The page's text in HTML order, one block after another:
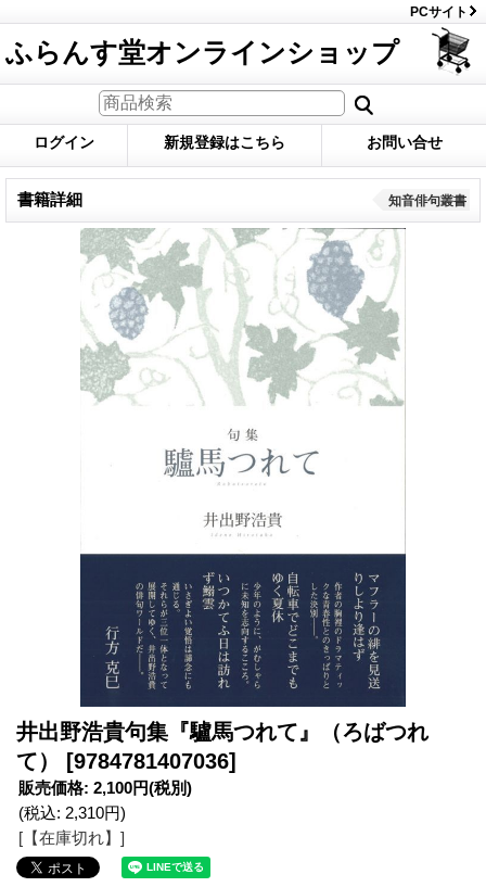
PCサイト
ふらんす堂オンラインショップ
ログイン 新規登録はこちら お問い合せ
書籍詳細 知音俳句叢書
井出野浩貴句集『驢馬つれて』（ろばつれ
て） [9784781407036]
販売価格: 2,100円(税別)
(税込: 2,310円)
[【在庫切れ】]